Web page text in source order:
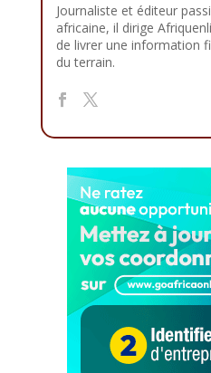
Journaliste et éditeur
africaine, il dirige
de livrer une information
du terrain.